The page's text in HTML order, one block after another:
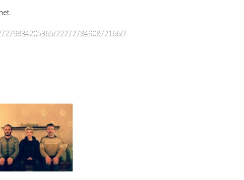
2227278490872166/?